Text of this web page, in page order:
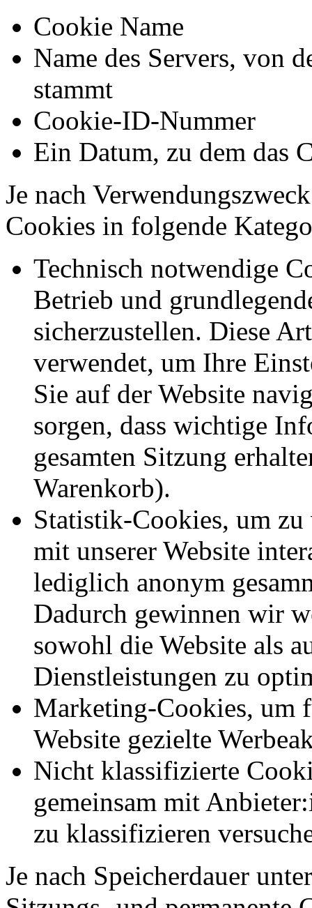
Cookie Name
Name des Servers, von
stammt
Cookie-ID-Nummer
Ein Datum, zu dem das
Je nach
Cookies in folgende
Technisch notwendige
Betrieb und
sicherzustellen. Diese
verwendet, um Ihre
Sie auf der Website
sorgen, dass wichtige
gesamten Sitzung
Warenkorb).
Statistik-Cookies, um zu
mit unserer Website
lediglich anonym
Dadurch gewinnen wir
sowohl die Website als
Dienstleistungen zu
Marketing-Cookies, um
Website gezielte
Nicht klassifizierte
gemeinsam mit
zu klassifizieren
Je nach Speicherdauer